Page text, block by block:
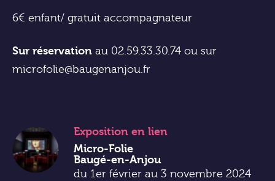
6€ enfant/ gratuit accompagnateur
Sur réservation au 02.59.33.30.74 ou sur
microfolie@baugenanjou.fr
Exposition en lien
Micro-Folie
Baugé-en-Anjou
du 1er février au 3 novembre 2024